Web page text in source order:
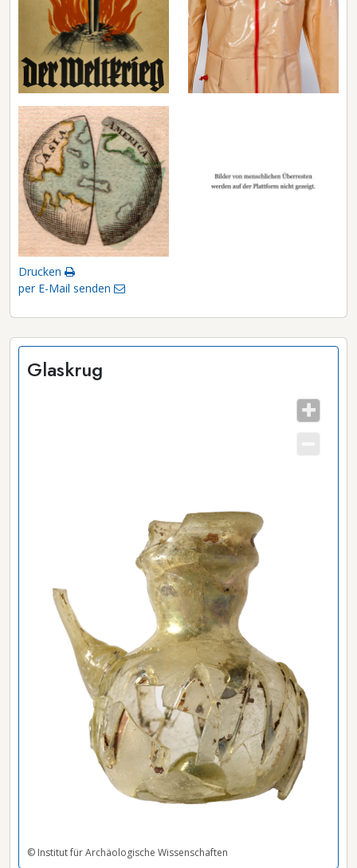
Drucken
per E-Mail senden
Glaskrug
© Institut für Archäologische Wissenschaften